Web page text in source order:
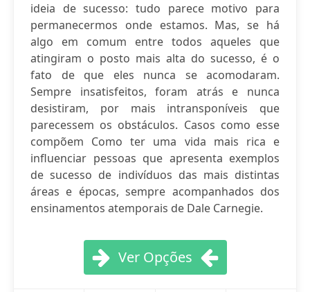
ideia de sucesso: tudo parece motivo para
permanecermos onde estamos. Mas, se há
algo em comum entre todos aqueles que
atingiram o posto mais alta do sucesso, é o
fato de que eles nunca se acomodaram.
Sempre insatisfeitos, foram atrás e nunca
desistiram, por mais intransponíveis que
parecessem os obstáculos. Casos como esse
compõem Como ter uma vida mais rica e
influenciar pessoas que apresenta exemplos
de sucesso de indivíduos das mais distintas
áreas e épocas, sempre acompanhados dos
ensinamentos atemporais de Dale Carnegie.
Ver Opções